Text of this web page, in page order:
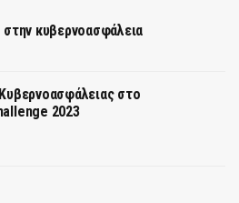
κυβερνοασφάλεια
στο
2023